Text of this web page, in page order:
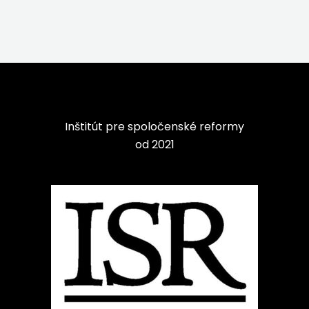
Inštitút pre spoločenské reformy
od 2021